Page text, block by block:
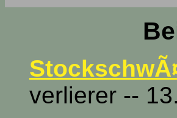
verlierer --